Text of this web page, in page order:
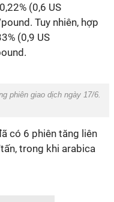
(0,6 US
Tuy nhiên, hợp
(0,9 US
phiên giao dịch ngày 17/6.
có 6 phiên tăng liên
trong khi arabica